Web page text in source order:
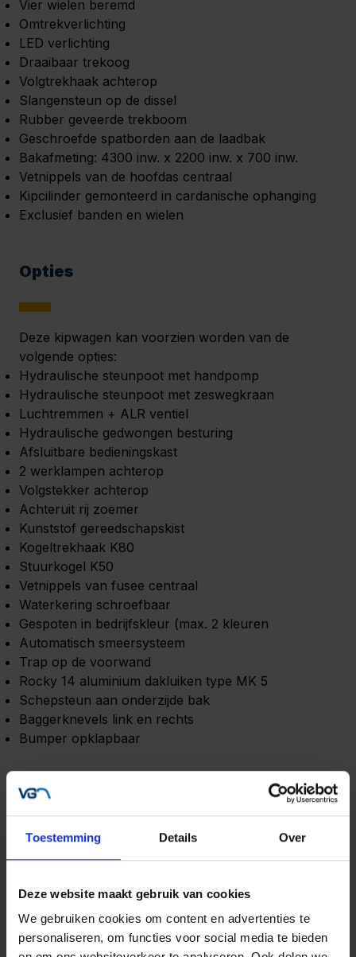
Toestemming Details Over
Deze website maakt gebruik van cookies
We gebruiken cookies om content en advertenties te
personaliseren, om functies voor social media te bieden
Vier wielen beremd
Omtrekverlichting
LED verlichting
Draaibaar trekoog
Volgtrekhaak achterop
Slangensteun op de dissel
Rubber geveerde trekboom
Geschroefde spatborden aan de laadbak
Bakafmeting: 4300 inw. x 2200 inw. x 700 inw.
Vetnippels van de hoofdas centraal
Kipcilinder gemonteerd in cardanische ophanging
Exclusief banden en wielen
Opties
Deze kipwagen kan voorzien worden van de
volgende opties:
Hydraulische steunpoot met handpomp
Hydraulische steunpoot met zeswegkraan
Luchtremmen + ALR ventiel
Hydraulische gedwongen besturing
Afsluitbare bedieningskast
2 werklampen achterop
Volgstekker achterop
Achteruit rij zoemer
Kunststof gereedschapskist
Kogeltrekhaak K80
Stuurkogel K50
Vetnippels van fusee centraal
Waterkering schroefbaar
Gespoten in bedrijfskleur (max. 2 kleuren
Automatisch smeersysteem
Trap op de voorwand
Rocky 14 aluminium dakluiken type MK 5
Schepsteun aan onderzijde bak
Baggerknevels link en rechts
Bumper opklapbaar
Specificaties